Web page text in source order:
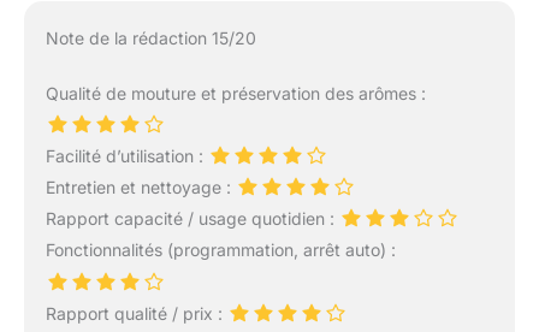
Note de la rédaction 15/20
Qualité de mouture et préservation des arômes :
Facilité d’utilisation :
Entretien et nettoyage :
Rapport capacité / usage quotidien :
Fonctionnalités (programmation, arrêt auto) :
Rapport qualité / prix :